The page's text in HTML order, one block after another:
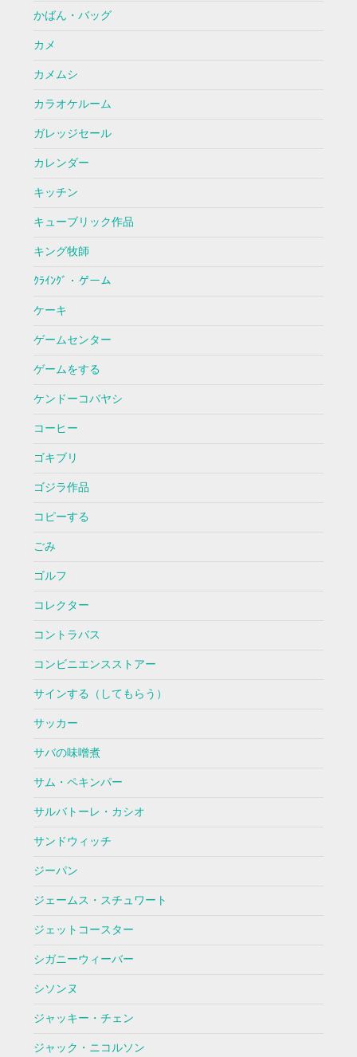
かばん・バッグ
カメ
カメムシ
カラオケルーム
ガレッジセール
カレンダー
キッチン
キューブリック作品
キング牧師
ｸﾗｲﾝｸﾞ・ゲーム
ケーキ
ゲームセンター
ゲームをする
ケンドーコバヤシ
コーヒー
ゴキブリ
ゴジラ作品
コピーする
ごみ
ゴルフ
コレクター
コントラバス
コンビニエンスストアー
サインする（してもらう）
サッカー
サバの味噌煮
サム・ペキンパー
サルバトーレ・カシオ
サンドウィッチ
ジーパン
ジェームス・スチュワート
ジェットコースター
シガニーウィーバー
シソンヌ
ジャッキー・チェン
ジャック・ニコルソン